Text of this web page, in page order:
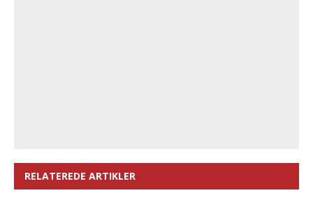
RELATEREDE ARTIKLER